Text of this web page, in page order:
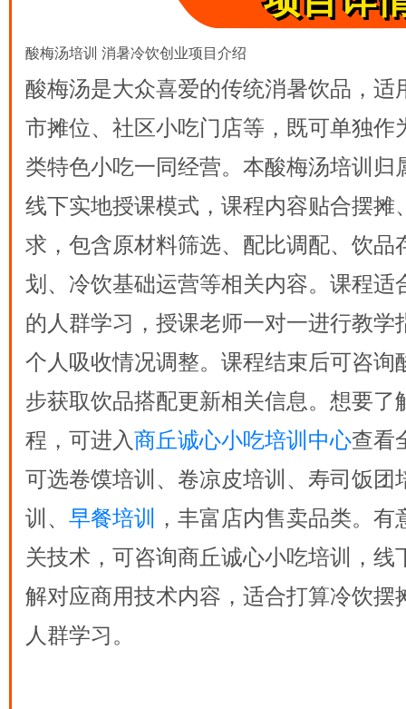
酸梅汤培训 消暑冷饮创业项目介绍
酸梅汤是大众喜爱的传统消暑饮品，适
市摊位、社区小吃门店等，既可单独作
类特色小吃一同经营。本酸梅汤培训归
线下实地授课模式，课程内容贴合摆摊
求，包含原材料筛选、配比调配、饮品
划、冷饮基础运营等相关内容。课程适
的人群学习，授课老师一对一进行教学
个人吸收情况调整。课程结束后可咨询
步获取饮品搭配更新相关信息。想要了
程，可进入商丘诚心小吃培训中心查看
可选卷馍培训、卷凉皮培训、寿司饭团
训、 早餐培训
，丰富店内售卖品类。
关技术，可咨询商丘诚心小吃培训，线
解对应商用技术内容，适合打算冷饮摆
人群学习。